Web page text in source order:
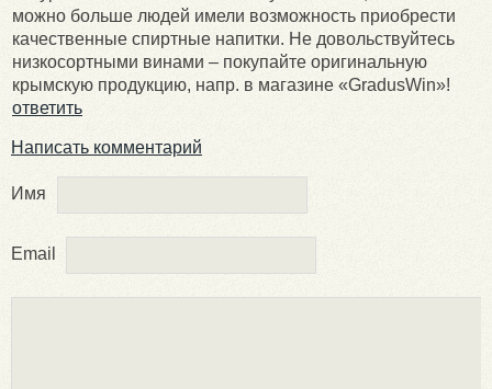
можно больше людей имели возможность приобрести
качественные спиртные напитки. Не довольствуйтесь
низкосортными винами – покупайте оригинальную
крымскую продукцию, напр. в магазине «GradusWin»!
ответить
Написать комментарий
Имя
Email